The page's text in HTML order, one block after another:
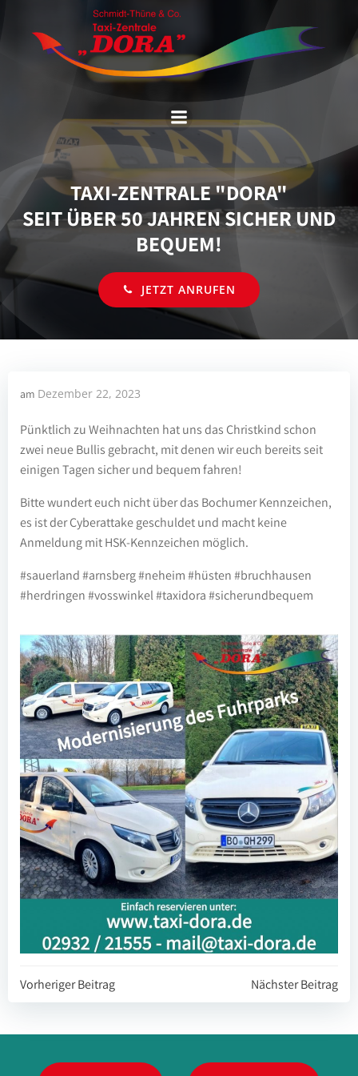
springen
TAXI-ZENTRALE "DORA"
SEIT ÜBER 50 JAHREN SICHER UND
BEQUEM!
JETZT ANRUFEN
am Dezember 22, 2023
Pünktlich zu Weihnachten hat uns das Christkind schon
zwei neue Bullis gebracht, mit denen wir euch bereits seit
einigen Tagen sicher und bequem fahren!
Bitte wundert euch nicht über das Bochumer Kennzeichen,
es ist der Cyberattake geschuldet und macht keine
Anmeldung mit HSK-Kennzeichen möglich.
#sauerland #arnsberg #neheim #hüsten #bruchhausen
#herdringen #vosswinkel #taxidora #sicherundbequem
Beitragsnavigation
Vorheriger Beitrag Nächster Beitrag